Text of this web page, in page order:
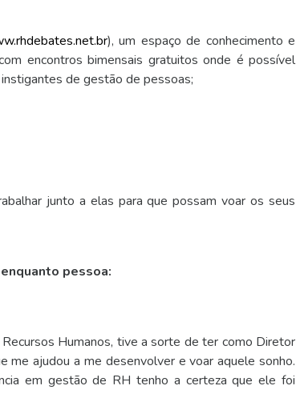
), um espaço de conhecimento e
encontros bimensais gratuitos onde é possível
de gestão de pessoas;
junto a elas para que possam voar os seus
pessoa:
Humanos, tive a sorte de ter como Diretor
me ajudou a me desenvolver e voar aquele sonho.
em gestão de RH tenho a certeza que ele foi